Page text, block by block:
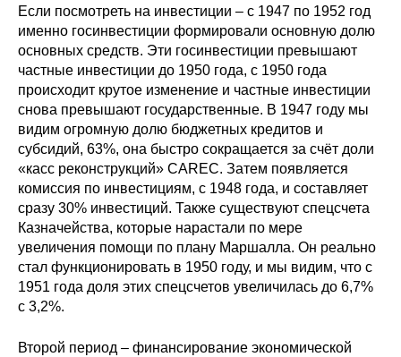
Если посмотреть на инвестиции – с 1947 по 1952 год
именно госинвестиции формировали основную долю
основных средств. Эти госинвестиции превышают
частные инвестиции до 1950 года, с 1950 года
происходит крутое изменение и частные инвестиции
снова превышают государственные. В 1947 году мы
видим огромную долю бюджетных кредитов и
субсидий, 63%, она быстро сокращается за счёт доли
«касс реконструкций» CAREC. Затем появляется
комиссия по инвестициям, с 1948 года, и составляет
сразу 30% инвестиций. Также существуют спецсчета
Казначейства, которые нарастали по мере
увеличения помощи по плану Маршалла. Он реально
стал функционировать в 1950 году, и мы видим, что с
1951 года доля этих спецсчетов увеличилась до 6,7%
с 3,2%.
Второй период – финансирование экономической